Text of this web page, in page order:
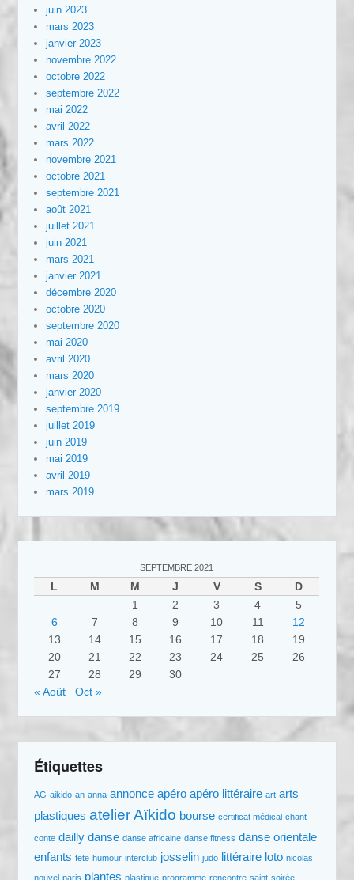
juin 2023
mars 2023
janvier 2023
novembre 2022
octobre 2022
septembre 2022
mai 2022
avril 2022
mars 2022
novembre 2021
octobre 2021
septembre 2021
août 2021
juillet 2021
juin 2021
mars 2021
janvier 2021
décembre 2020
octobre 2020
septembre 2020
mai 2020
avril 2020
mars 2020
janvier 2020
septembre 2019
juillet 2019
juin 2019
mai 2019
avril 2019
mars 2019
SEPTEMBRE 2021
L M M J V S
D
1
2 3 4
5
6
7 8 9 10 11
12
13
14 15 16 17 18
19
20
21 22 23 24 25
26
27
28 29
30
« Août
Oct »
Étiquettes
AG aikido an anna annonce apéro apéro littéraire art arts
plastiques atelier Aïkido bourse certificat médical chant
conte dailly danse danse africaine danse fitness danse orientale
enfants fete humour interclub josselin judo littéraire loto nicolas
nouvel paris plantes plastique programme rencontre saint soirée